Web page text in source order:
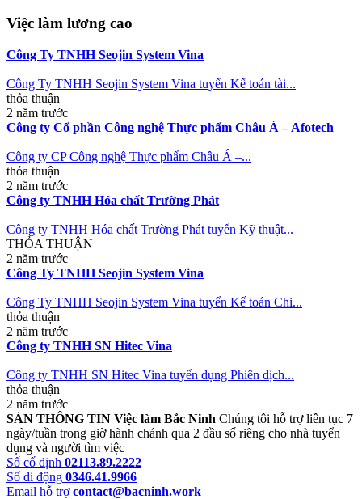
Việc làm lương cao
Công Ty TNHH Seojin System Vina
Công Ty TNHH Seojin System Vina tuyển Kế toán tài...
thỏa thuận
2 năm trước
Công ty Cổ phần Công nghệ Thực phẩm Châu Á – Afotech
Công ty CP Công nghệ Thực phẩm Châu Á –...
thỏa thuận
2 năm trước
Công ty TNHH Hóa chất Trường Phát
Công ty TNHH Hóa chất Trường Phát tuyển Kỹ thuật...
THỎA THUẬN
2 năm trước
Công Ty TNHH Seojin System Vina
Công Ty TNHH Seojin System Vina tuyển Kế toán Chi...
thỏa thuận
2 năm trước
Công ty TNHH SN Hitec Vina
Công ty TNHH SN Hitec Vina tuyển dụng Phiên dịch...
thỏa thuận
2 năm trước
SÀN THÔNG TIN Việc làm Bắc Ninh Chúng tôi hỗ trợ liên tục 7
ngày/tuần trong giờ hành chánh qua 2 đầu số riêng cho nhà tuyển
dụng và người tìm việc
Số cố định 02113.89.2222
Số di động 0346.41.9966
Email hỗ trợ contact@bacninh.work